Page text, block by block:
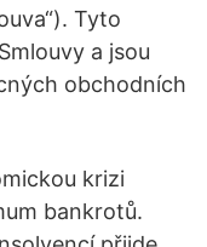
Tyto
a jsou
obchodních
krizi
bankrotů.